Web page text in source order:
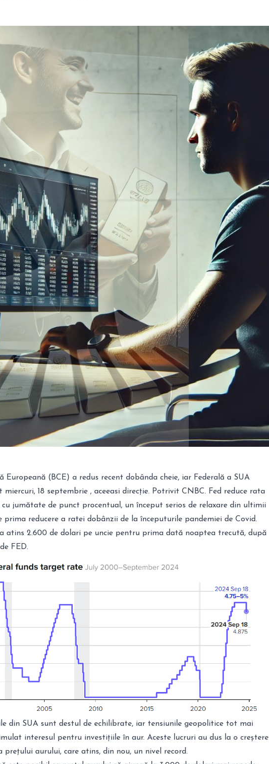
Europeană (BCE) a redus recent dobânda cheie, iar Federală a SUA
18 septembrie , aceeasi direcție. Potrivit CNBC. Fed reduce rata
cu jumătate de punct procentual, un început serios de relaxare din ultimii
prima reducere a ratei dobânzii de la începuturile pandemiei de Covid.
atins 2.600 de dolari pe uncie pentru prima dată noaptea trecută, după
FED.
din SUA sunt destul de echilibrate, iar tensiunile geopolitice tot mai
interesul pentru investițiile în aur. Aceste lucruri au dus la o creștere
prețului aurului, care atins, din nou, un nivel record.